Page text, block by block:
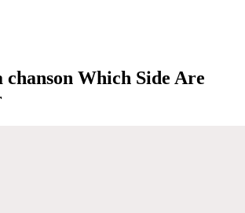
chanson Which Side Are